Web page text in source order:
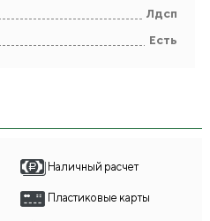
Лдсп
Есть
Наличный расчет
Пластиковые карты